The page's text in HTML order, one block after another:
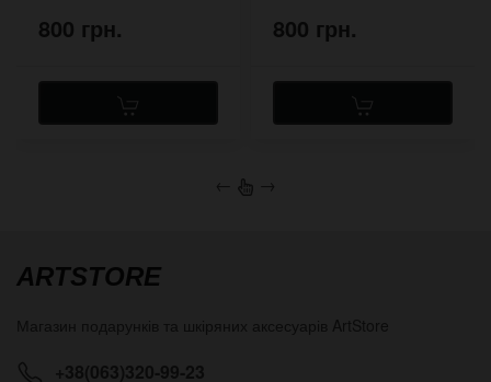
800 грн. 800 грн.
← →
ARTSTORE